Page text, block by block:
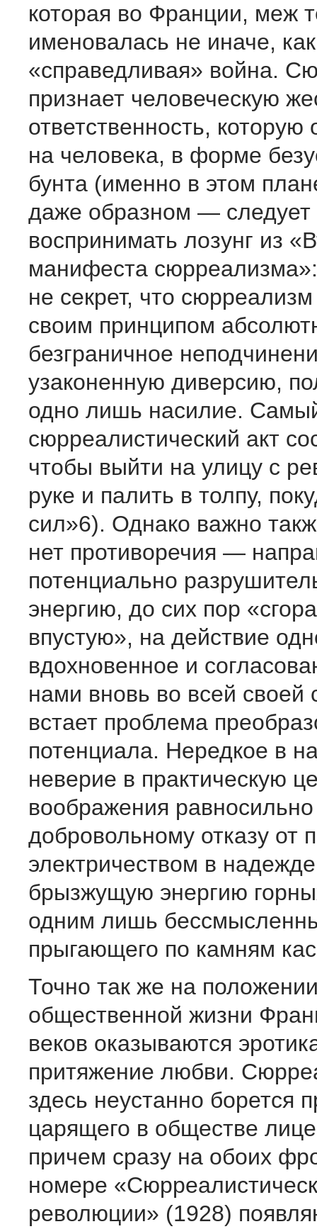
которая во Франции, меж
именовалась не иначе, как
«справедливая» война.
признает человеческую
ответственность, которую
на человека, в форме
бунта (именно в этом
даже образном — следует
воспринимать лозунг из
манифеста
не секрет, что
своим принципом
безграничное
узаконенную диверсию,
одно лишь насилие.
сюрреалистический акт
чтобы выйти на улицу с
руке и палить в толпу,
сил»6). Однако важно
нет противоречия —
потенциально
энергию, до сих пор
впустую», на действие
вдохновенное и
нами вновь во всей своей
встает проблема
потенциала. Нередкое в
неверие в практическую
воображения равносильно
добровольному отказу от
электричеством в
брызжущую энергию
одним лишь
прыгающего по камням
Точно так же на
общественной жизни
веков оказываются
притяжение любви.
здесь неустанно борется
царящего в обществе
причем сразу на обоих
номере
революции» (1928)